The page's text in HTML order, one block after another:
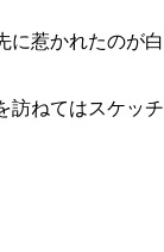
に惹かれたのが白
訪ねてはスケッチ